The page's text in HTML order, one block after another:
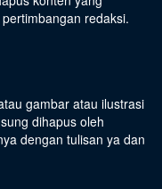
redaksi.
gambar atau ilustrasi
dihapus oleh
dengan tulisan ya dan